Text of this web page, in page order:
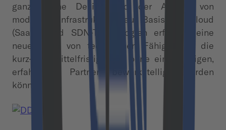
ganzheitliche Design und der Aufbau von
modernen Infrastrukturen auf Basis von Cloud
(SaaS)- und SDN-Technologien erfordert eine
neue Form von technischen Fähigkeiten, die
kurz- bis mittelfristig nicht ohne einen fähigen,
erfahrenen Partner bewerkstelligt werden
können.